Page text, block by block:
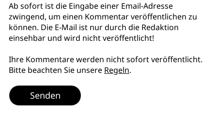
Ab sofort ist die Eingabe einer Email-Adresse
zwingend, um einen Kommentar veröffentlichen zu
können. Die E-Mail ist nur durch die Redaktion
einsehbar und wird nicht veröffentlicht!
Ihre Kommentare werden nicht sofort veröffentlicht.
Bitte beachten Sie unsere Regeln.
Senden